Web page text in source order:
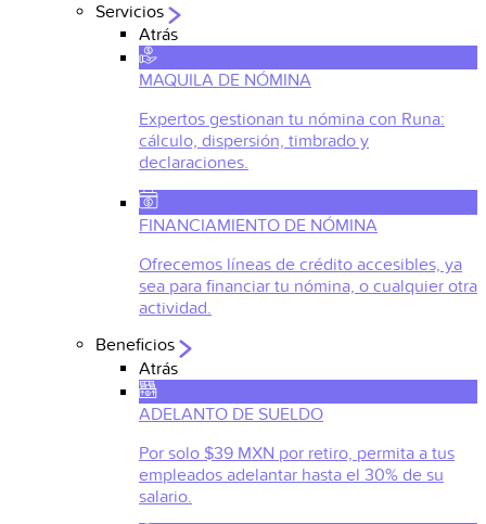
Servicios
Atrás
MAQUILA DE NÓMINA
Expertos gestionan tu nómina con Runa:
cálculo, dispersión, timbrado y
declaraciones.
FINANCIAMIENTO DE NÓMINA
Ofrecemos líneas de crédito accesibles, ya
sea para financiar tu nómina, o cualquier otra
actividad.
Beneficios
Atrás
ADELANTO DE SUELDO
Por solo $39 MXN por retiro, permita a tus
empleados adelantar hasta el 30% de su
salario.